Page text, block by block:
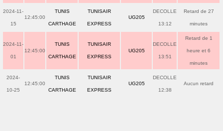
2024-11-
15
12:45:00
TUNIS
CARTHAGE
TUNISAIR
EXPRESS
UG205
DECOLLE
13:12
Retard de 27
minutes
2024-11-
01
12:45:00
TUNIS
CARTHAGE
TUNISAIR
EXPRESS
UG205
DECOLLE
13:51
Retard de 1
heure et 6
minutes
2024-
10-25
12:45:00
TUNIS
CARTHAGE
TUNISAIR
EXPRESS
UG205
DECOLLE
12:38
Aucun retard